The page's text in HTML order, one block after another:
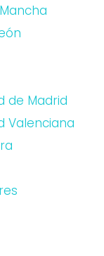
de Madrid
Valenciana